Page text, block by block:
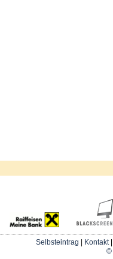
Selbsteintrag Kontakt
©